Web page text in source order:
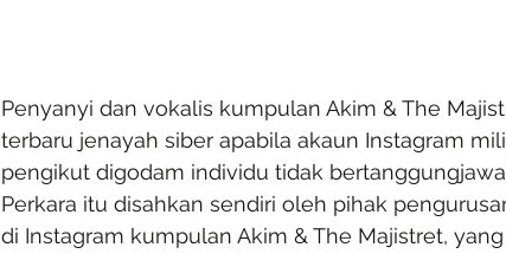
Penyanyi dan vokalis kumpulan Akim & The
terbaru jenayah siber apabila akaun Instagram
pengikut digodam individu tidak
Perkara itu disahkan sendiri oleh pihak
di Instagram kumpulan Akim & The Majistret,